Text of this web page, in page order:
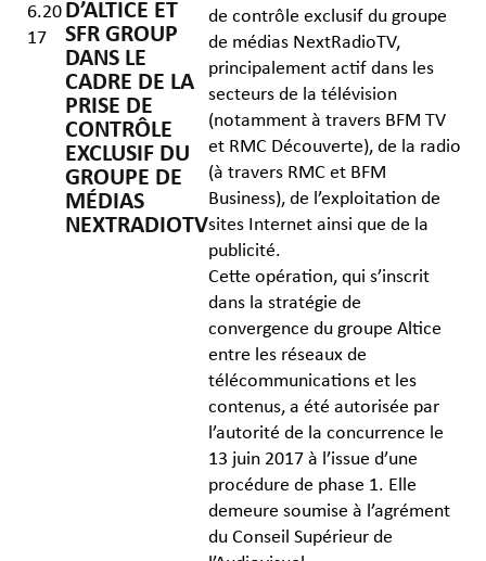
6.20
17
D’ALTICE ET
SFR GROUP
DANS LE
CADRE DE LA
PRISE DE
CONTRÔLE
EXCLUSIF DU
GROUPE DE
MÉDIAS
NEXTRADIOTV
de contrôle exclusif du groupe
de médias NextRadioTV,
principalement actif dans les
secteurs de la télévision
(notamment à travers BFM TV
et RMC Découverte), de la radio
(à travers RMC et BFM
Business), de l’exploitation de
sites Internet ainsi que de la
publicité.
Cette opération, qui s’inscrit
dans la stratégie de
convergence du groupe Altice
entre les réseaux de
télécommunications et les
contenus, a été autorisée par
l’autorité de la concurrence le
13 juin 2017 à l’issue d’une
procédure de phase 1. Elle
demeure soumise à l’agrément
du Conseil Supérieur de